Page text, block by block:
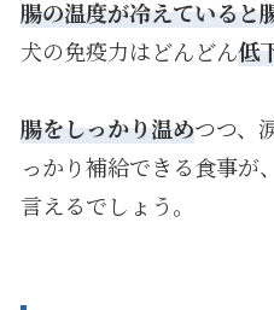
腸の温度が冷えていると
犬の免疫力はどんどん低
腸をしっかり温めつつ、
っかり補給できる食事が
言えるでしょう。